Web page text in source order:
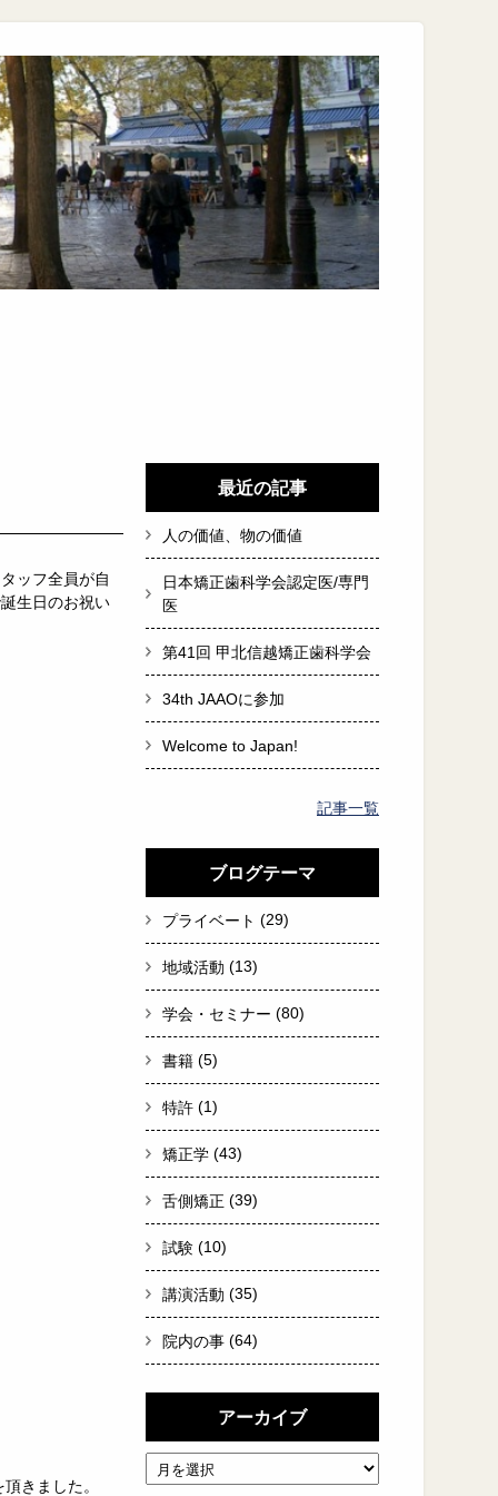
ッフ全員が自
生日のお祝い
きました。
最近の記事
人の価値、物の価値
日本矯正歯科学会認定医/専門
医
第41回 甲北信越矯正歯科学会
34th JAAOに参加
Welcome to Japan!
記事一覧
ブログテーマ
プライベート (29)
地域活動 (13)
学会・セミナー (80)
書籍 (5)
特許 (1)
矯正学 (43)
舌側矯正 (39)
試験 (10)
講演活動 (35)
院内の事 (64)
アーカイブ